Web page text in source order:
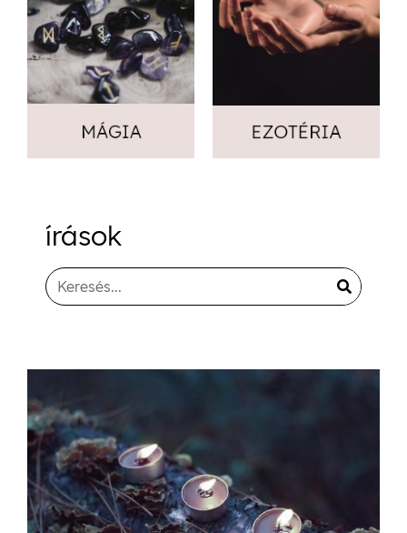
írások